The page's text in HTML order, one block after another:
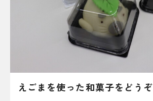
えごまを使った和菓子をどうぞ